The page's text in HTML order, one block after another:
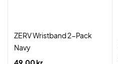
ZERV Wristband 2-Pack
Navy